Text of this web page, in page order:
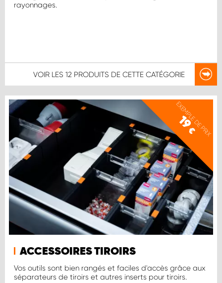
rayonnages.
VOIR LES 12 PRODUITS DE CETTE CATÉGORIE
EXEMPLE DE PRIX
19
€
ACCESSOIRES TIROIRS
Vos outils sont bien rangés et faciles d'accès grâce aux
séparateurs de tiroirs et autres inserts pour tiroirs.